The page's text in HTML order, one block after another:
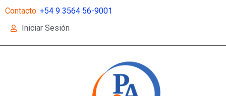
Contacto: +54 9 3564 56-9001
Iniciar Sesión